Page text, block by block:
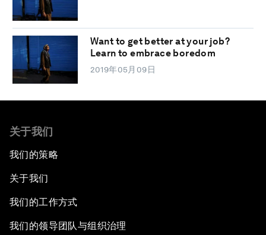
Want to get better at your job?
Learn to embrace boredom
2019年05月09日
关于我们
我们的策略
关于我们
我们的工作方式
我们的领导团队与组织治理